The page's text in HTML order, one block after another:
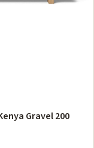
Gravel 200